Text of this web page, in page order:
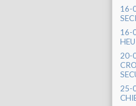
16-
16-
20-
25-